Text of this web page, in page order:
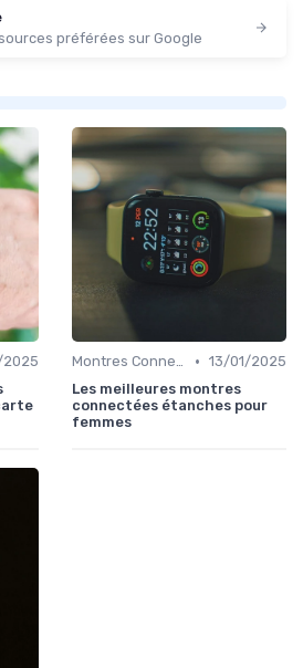
préférées sur Google
Montres Connectées de Luxe • 13/01/2025
Les meilleures montres
connectées étanches pour
femmes